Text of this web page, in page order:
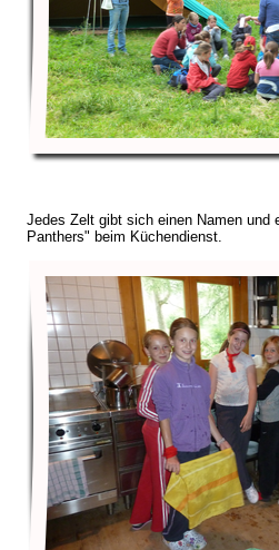
Jedes Zelt gibt sich einen Namen und
Panthers" beim Küchendienst.